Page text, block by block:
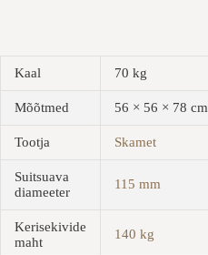
Kaal 70 kg
Mõõtmed 56 × 56 × 78 cm
Tootja Skamet
Suitsuava
diameeter
115 mm
Kerisekivide
maht
140 kg